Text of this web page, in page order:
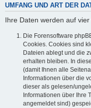
UMFANG UND ART DER
Ihre Daten werden auf
Die Forensoftware
Cookies. Cookies sind
Dateien ablegt und die
erhalten bleiben. In
(damit Ihnen alle
Informationen über die
dieser als gelesen/
Informationen über Ihre
angemeldet sind)